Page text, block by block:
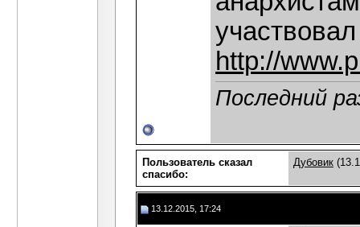
http://
Последний
Пользователь сказал
cпасибо:
Дубовик
13.12.2015, 17:24